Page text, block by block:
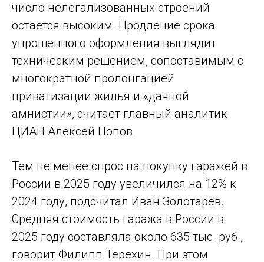
число нелегализованных строений
остается высоким. Продление срока
упрощенного оформления выглядит
техническим решением, сопоставимым с
многократной пролонгацией
приватизации жилья и «дачной
амнистии», считает главный аналитик
ЦИАН Алексей Попов.
Тем не менее спрос на покупку гаражей в
России в 2025 году увеличился на 12% к
2024 году, подсчитал Иван Золотарёв.
Средняя стоимость гаража в России в
2025 году составляла около 635 тыс. руб.,
говорит Филипп Терехин. При этом